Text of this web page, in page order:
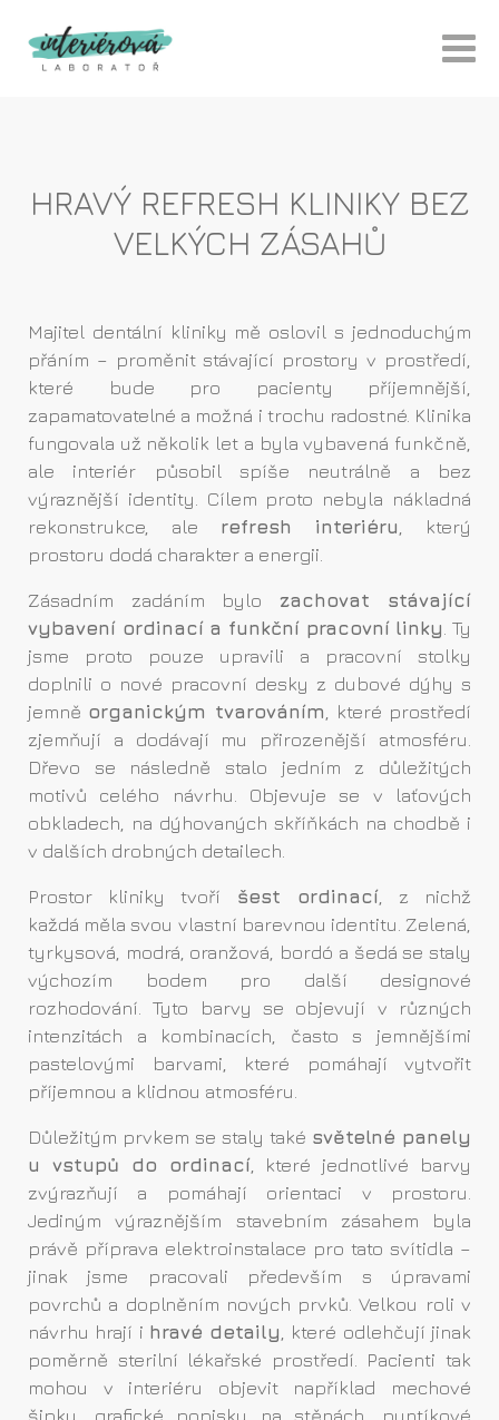
HRAVÝ REFRESH KLINIKY BEZ
VELKÝCH ZÁSAHŮ
Majitel dentální kliniky mě oslovil s jednoduchým
přáním – proměnit stávající prostory v prostředí,
které bude pro pacienty příjemnější,
zapamatovatelné a možná i trochu radostné. Klinika
fungovala už několik let a byla vybavená funkčně,
ale interiér působil spíše neutrálně a bez
výraznější identity. Cílem proto nebyla nákladná
rekonstrukce, ale refresh interiéru, který
prostoru dodá charakter a energii.
Zásadním zadáním bylo zachovat stávající
vybavení ordinací a funkční pracovní linky. Ty
jsme proto pouze upravili a pracovní stolky
doplnili o nové pracovní desky z dubové dýhy s
jemně organickým tvarováním, které prostředí
zjemňují a dodávají mu přirozenější atmosféru.
Dřevo se následně stalo jedním z důležitých
motivů celého návrhu. Objevuje se v laťových
obkladech, na dýhovaných skříňkách na chodbě i
v dalších drobných detailech.
Prostor kliniky tvoří šest ordinací, z nichž
každá měla svou vlastní barevnou identitu. Zelená,
tyrkysová, modrá, oranžová, bordó a šedá se staly
výchozím bodem pro další designové
rozhodování. Tyto barvy se objevují v různých
intenzitách a kombinacích, často s jemnějšími
pastelovými barvami, které pomáhají vytvořit
příjemnou a klidnou atmosféru.
Důležitým prvkem se staly také světelné panely
u vstupů do ordinací, které jednotlivé barvy
zvýrazňují a pomáhají orientaci v prostoru.
Jediným výraznějším stavebním zásahem byla
právě příprava elektroinstalace pro tato svítidla –
jinak jsme pracovali především s úpravami
povrchů a doplněním nových prvků. Velkou roli v
návrhu hrají i hravé detaily, které odlehčují jinak
poměrně sterilní lékařské prostředí. Pacienti tak
mohou v interiéru objevit například mechové
šipky, grafické popisky na stěnách, puntíkové